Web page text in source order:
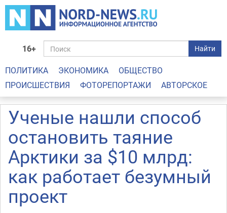
16+ Найти
ПОЛИТИКА ЭКОНОМИКА
ОБЩЕСТВО
ПРОИСШЕСТВИЯ
ФОТОРЕПОРТАЖИ АВТОРСКОЕ
Ученые нашли способ
остановить таяние
Арктики за $10 млрд:
как работает безумный
проект